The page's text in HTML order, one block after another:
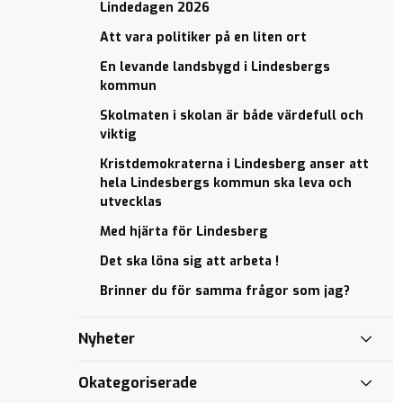
politiker
på en
liten ort
En levande
landsbygd i
Lindesbergs
kommun
Skolmaten
både
värdefull
och viktig
Mindre
i förskolan
bli
verklighet
medicinsk
elevhälsa
Lindedagen 2026
Att vara politiker på en liten ort
En levande landsbygd i Lindesbergs
kommun
Skolmaten i skolan är både värdefull och
viktig
Kristdemokraterna i Lindesberg anser att
hela Lindesbergs kommun ska leva och
utvecklas
Med hjärta för Lindesberg
Det ska löna sig att arbeta !
Brinner du för samma frågor som jag?
Nyheter
Okategoriserade
arbeta
!
Mindre
barngrupper
i förskolan
kan äntligen
bli
verklighet
Kristdemokraterna
i Lindesberg anser
att hela
Lindesbergs
kommun ska leva
och utvecklas
Med hjärta
Lindesberg
ska
sig